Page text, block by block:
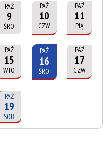
PAŹ
9
ŚRO
PAŹ
10
CZW
PAŹ
11
PIĄ
PAŹ
15
WTO
PAŹ
16
ŚRO
PAŹ
17
CZW
PAŹ
19
SOB